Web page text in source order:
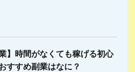
業】時間がなくても稼げる初心
すすめ副業はなに？